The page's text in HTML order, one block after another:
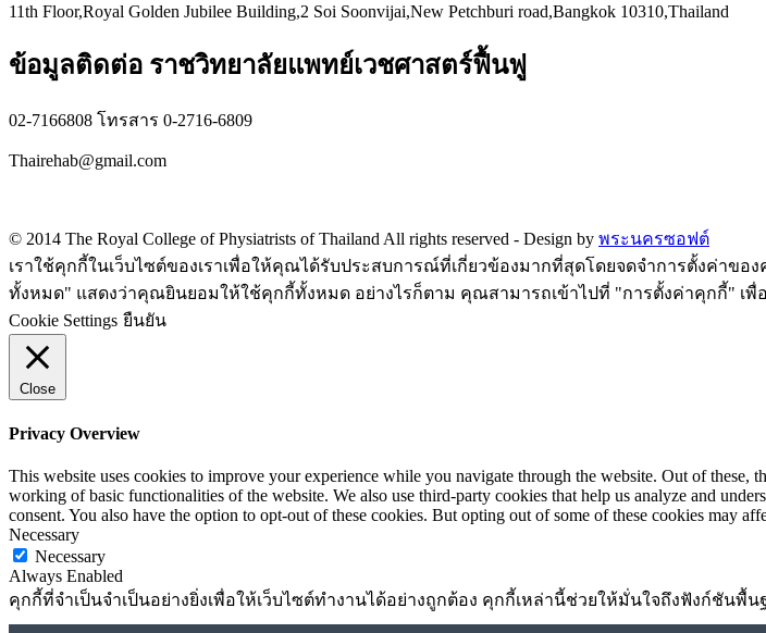
11th Floor,Royal Golden Jubilee Building,2 Soi Soonvijai,New Petchburi road,Bangkok 10310,Thailand
ข้อมูลติดต่อ ราชวิทยาลัยแพทย์เวชศาสตร์ฟื้นฟู
02-7166808 โทรสาร 0-2716-6809
Thairehab@gmail.com
© 2014 The Royal College of Physiatrists of Thailand All rights reserved - Design by พระนครซอฟต์
เราใช้คุกกี้ในเว็บไซต์ของเราเพื่อให้คุณได้รับประสบการณ์ที่เกี่ยวข้องมากที่สุดโดยจดจำการตั้งค่าขอ
ทั้งหมด" แสดงว่าคุณยินยอมให้ใช้คุกกี้ทั้งหมด อย่างไรก็ตาม คุณสามารถเข้าไปที่ "การตั้งค่าคุกกี้" เ
Cookie Settings ยืนยัน
Close
Privacy Overview
This website uses cookies to improve your experience while you navigate through the website. Out of these,
working of basic functionalities of the website. We also use third-party cookies that help us analyze and
consent. You also have the option to opt-out of these cookies. But opting out of some of these cookies may
Necessary
Necessary
Always Enabled
คุกกี้ที่จำเป็นจำเป็นอย่างยิ่งเพื่อให้เว็บไซต์ทำงานได้อย่างถูกต้อง คุกกี้เหล่านี้ช่วยให้มั่นใจถึงฟังก์ชั